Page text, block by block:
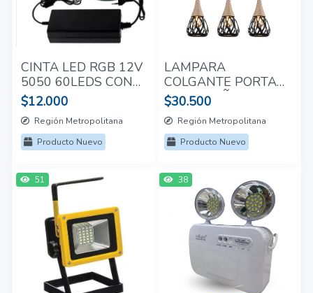
CINTA LED RGB 12V
5050 60LEDS CON
CONTROL 5M
$12.000
Región Metropolitana
Producto Nuevo
LAMPARA
COLGANTE PORTA
E27*3 CAÑAMO
$30.500
Región Metropolitana
Producto Nuevo
51 38